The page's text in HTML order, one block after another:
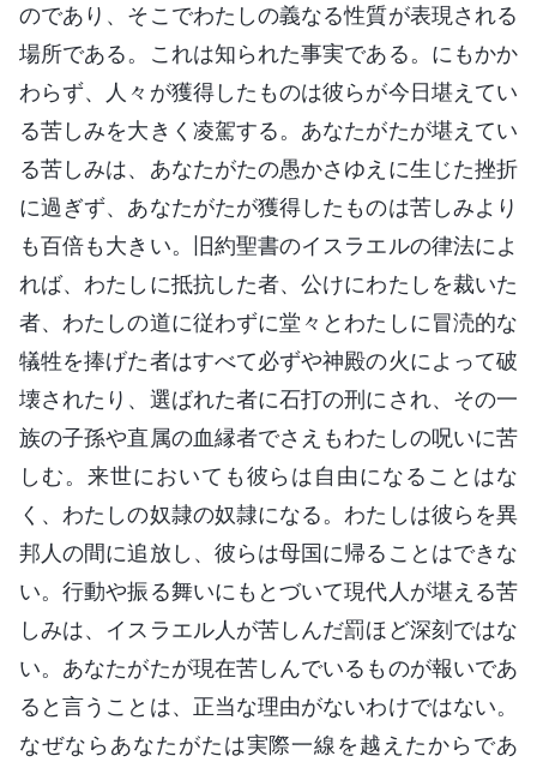
のであり、そこでわたしの義なる性質が表現される
場所である。これは知られた事実である。にもかか
わらず、人々が獲得したものは彼らが今日堪えてい
る苦しみを大きく凌駕する。あなたがたが堪えてい
る苦しみは、あなたがたの愚かさゆえに生じた挫折
に過ぎず、あなたがたが獲得したものは苦しみより
も百倍も大きい。旧約聖書のイスラエルの律法によ
れば、わたしに抵抗した者、公けにわたしを裁いた
者、わたしの道に従わずに堂々とわたしに冒涜的な
犠牲を捧げた者はすべて必ずや神殿の火によって破
壊されたり、選ばれた者に石打の刑にされ、その一
族の子孫や直属の血縁者でさえもわたしの呪いに苦
しむ。来世においても彼らは自由になることはな
く、わたしの奴隷の奴隷になる。わたしは彼らを異
邦人の間に追放し、彼らは母国に帰ることはできな
い。行動や振る舞いにもとづいて現代人が堪える苦
しみは、イスラエル人が苦しんだ罰ほど深刻ではな
い。あなたがたが現在苦しんでいるものが報いであ
ると言うことは、正当な理由がないわけではない。
なぜならあなたがたは実際一線を越えたからであ